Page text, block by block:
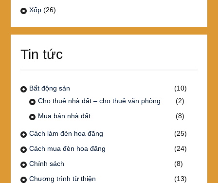
Xốp (26)
Tin tức
Bất động sản
(10)
Cho thuê nhà đất – cho thuê văn phòng
(2)
Mua bán nhà đất
(8)
Cách làm đèn hoa đăng
(25)
Cách mua đèn hoa đăng
(24)
Chính sách
(8)
Chương trình từ thiện
(13)